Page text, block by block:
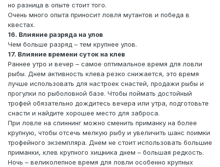
но разница в опыте стоит того.
Очень много опыта приносит ловля мутантов и победа в
квестах.
16. Влияние разряда на улов
Чем больше разряд – тем крупнее улов.
17. Влияние времени суток на клев
Раннее утро и вечер – самое оптимальное время для ловли
рыбы. Днем активность клева резко снижается, это время
лучше использовать для настроек снастей, продажи рыбы и
прогулки по рыболовной базе. Чтобы поймать достойный
трофей обязательно дождитесь вечера или утра, подготовьте
снасти и найдите хорошее место для заброса.
При ловле на спиннинг можно сменить приманку на более
крупную, чтобы отсечь мелкую рыбу и увеличить шанс поимки
трофейного экземпляра. Днем не стоит использовать большие
приманки, клев крупного хищника днем – большая редкость.
Ночь – великолепное время для ловли особенно крупных